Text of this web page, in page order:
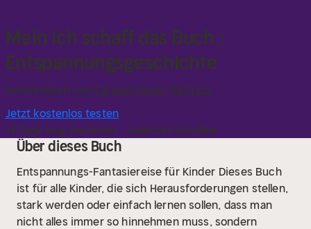
Mein Ich schaff das Buch :
Entspannungsgeschichte
Geschrieben von Carmen Maier-Hettrich
Jetzt kostenlos testen
14 Tage lang kostenlos · Jederzeit kündbar
Über dieses Buch
Entspannungs-Fantasiereise für Kinder Dieses Buch
ist für alle Kinder, die sich Herausforderungen stellen,
stark werden oder einfach lernen sollen, dass man
nicht alles immer so hinnehmen muss, sondern